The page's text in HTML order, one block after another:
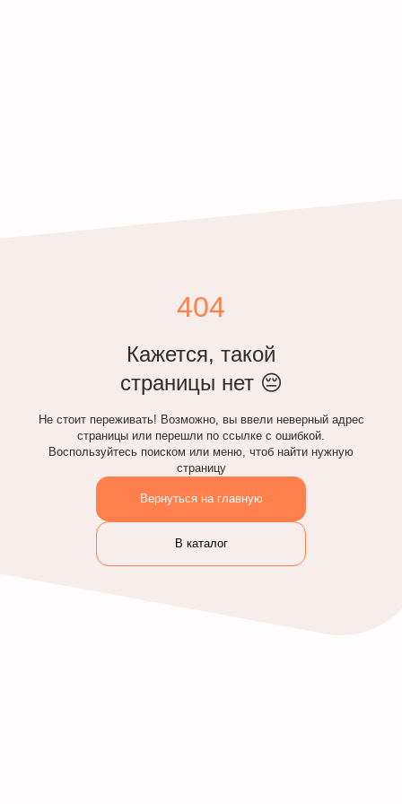
404
Кажется, такой
страницы нет 😔
Не стоит переживать! Возможно, вы ввели неверный адрес
страницы или перешли по ссылке с ошибкой.
Воспользуйтесь поиском или меню, чтоб найти нужную
страницу
Вернуться на главную
В каталог